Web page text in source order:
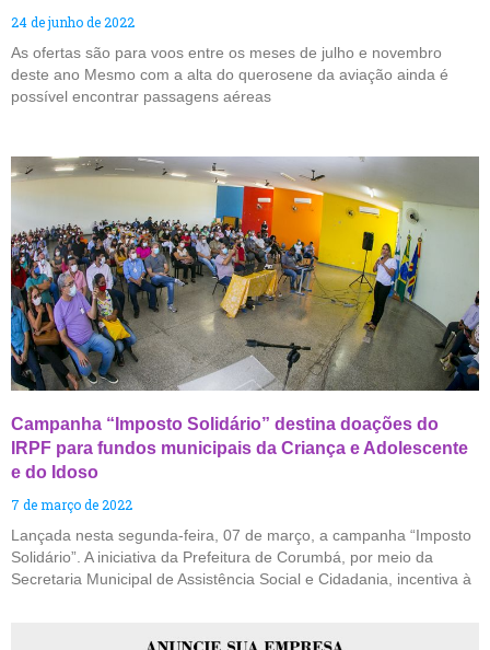
24 de junho de 2022
As ofertas são para voos entre os meses de julho e novembro
deste ano Mesmo com a alta do querosene da aviação ainda é
possível encontrar passagens aéreas
Campanha “Imposto Solidário” destina doações do
IRPF para fundos municipais da Criança e Adolescente
e do Idoso
7 de março de 2022
Lançada nesta segunda-feira, 07 de março, a campanha “Imposto
Solidário”. A iniciativa da Prefeitura de Corumbá, por meio da
Secretaria Municipal de Assistência Social e Cidadania, incentiva à